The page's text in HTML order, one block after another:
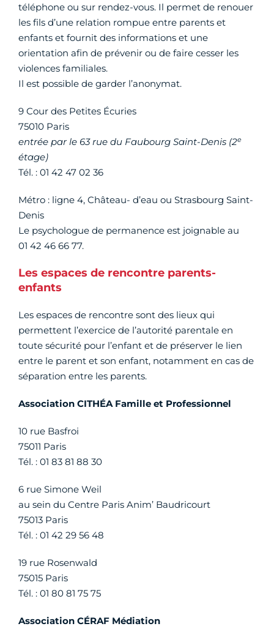
téléphone ou sur rendez-vous. Il permet de renouer
les fils d’une relation rompue entre parents et
enfants et fournit des informations et une
orientation afin de prévenir ou de faire cesser les
violences familiales.
Il est possible de garder l’anonymat.
9 Cour des Petites Écuries
75010 Paris
entrée par le 63 rue du Faubourg Saint-Denis (2e
étage)
Tél. : 01 42 47 02 36
Métro : ligne 4, Château- d’eau ou Strasbourg Saint-
Denis
Le psychologue de permanence est joignable au
01 42 46 66 77.
Les espaces de rencontre parents-
enfants
Les espaces de rencontre sont des lieux qui
permettent l’exercice de l’autorité parentale en
toute sécurité pour l’enfant et de préserver le lien
entre le parent et son enfant, notamment en cas de
séparation entre les parents.
Association CITHÉA Famille et Professionnel
10 rue Basfroi
75011 Paris
Tél. : 01 83 81 88 30
6 rue Simone Weil
au sein du Centre Paris Anim’ Baudricourt
75013 Paris
Tél. : 01 42 29 56 48
19 rue Rosenwald
75015 Paris
Tél. : 01 80 81 75 75
Association CÉRAF Médiation